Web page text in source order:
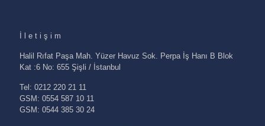
İletişim
Halil Rıfat Paşa Mah. Yüzer Havuz Sok. Perpa İş Hanı B Blok
Kat :6 No: 655 Şişli / İstanbul
Tel: 0212 220 21 11
GSM: 0554 587 10 11
GSM: 0544 385 30 24